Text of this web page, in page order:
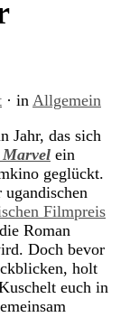
· in Allgemein
Jahr, das sich
ein
geglückt.
Filmpreis
Roman
Doch bevor
holt
euch in